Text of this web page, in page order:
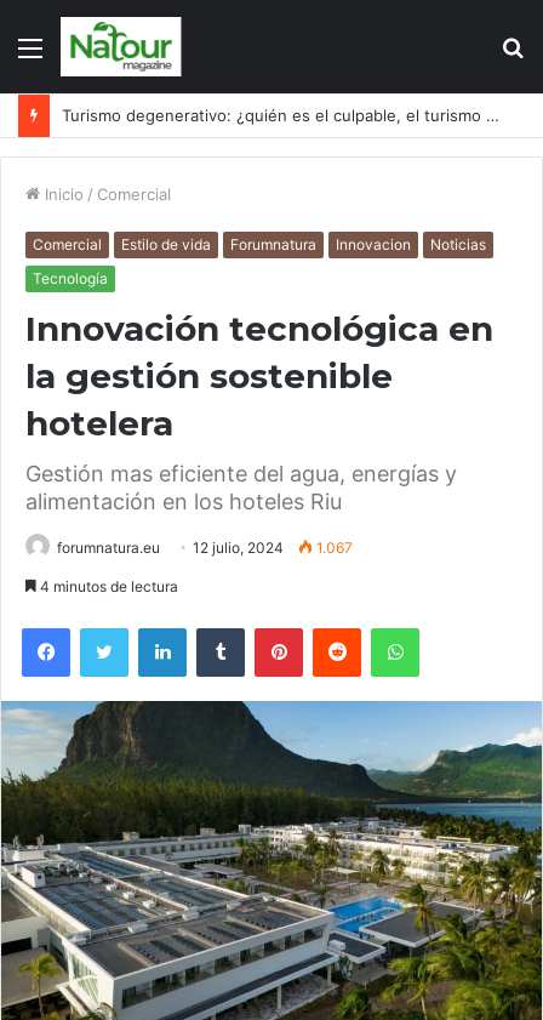
Menú
Turismo degenerativo: ¿quién es el culpable, el turismo o los turistas?
Inicio / Comercial
Comercial Estilo de vida Forumnatura Innovacion
Noticias
Tecnología
Innovación tecnológica en
la gestión sostenible
hotelera
Gestión mas eficiente del agua, energías y
alimentación en los hoteles Riu
forumnatura.eu 12 julio, 2024 1.067
4 minutos de lectura
FacebookTwitter LinkedInTumblr PinterestReddit WhatsApp